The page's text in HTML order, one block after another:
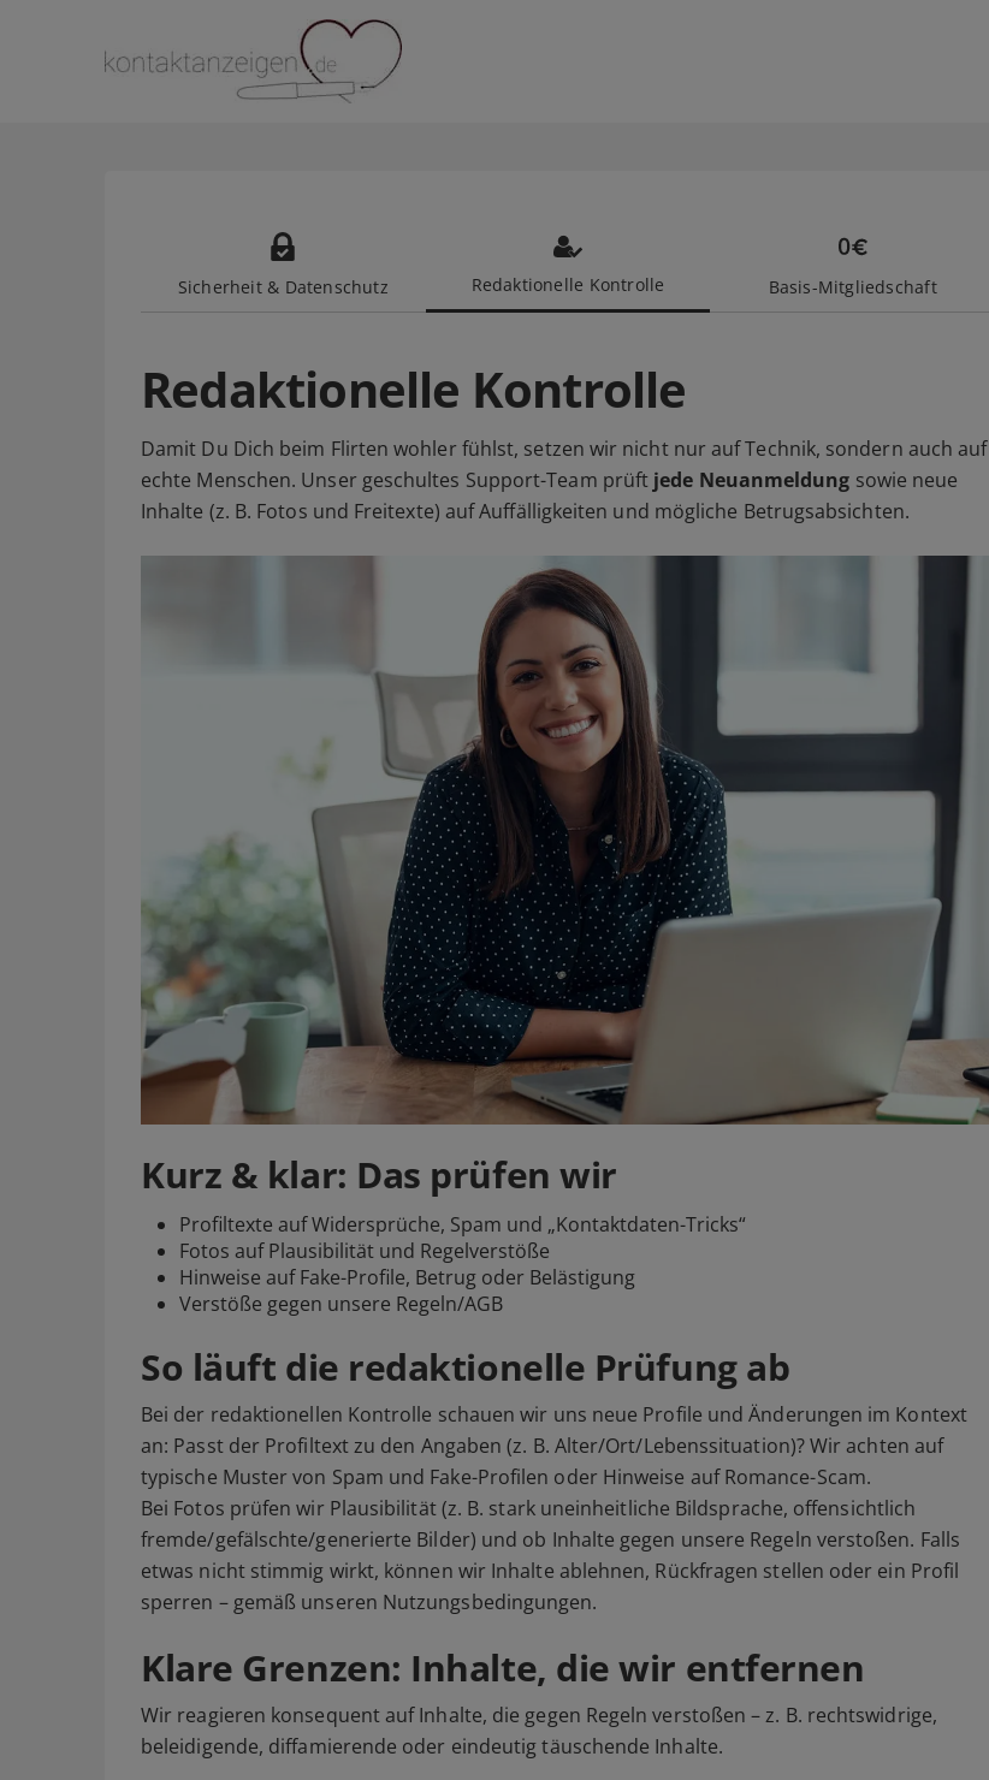
Sicherheit & Datenschutz Redaktionelle Kontrolle Basis-Mitgliedschaft
Redaktionelle Kontrolle
Damit Du Dich beim Flirten wohler fühlst, setzen wir nicht nur auf Technik, sondern auch auf
echte Menschen. Unser geschultes Support-Team prüft jede Neuanmeldung sowie neue
Inhalte (z. B. Fotos und Freitexte) auf Auffälligkeiten und mögliche Betrugsabsichten.
Kurz & klar: Das prüfen wir
Profiltexte auf Widersprüche, Spam und „Kontaktdaten-Tricks“
Fotos auf Plausibilität und Regelverstöße
Hinweise auf Fake-Profile, Betrug oder Belästigung
Verstöße gegen unsere Regeln/AGB
So läuft die redaktionelle Prüfung ab
Bei der redaktionellen Kontrolle schauen wir uns neue Profile und Änderungen im Kontext
an: Passt der Profiltext zu den Angaben (z. B. Alter/Ort/Lebenssituation)? Wir achten auf
typische Muster von Spam und Fake-Profilen oder Hinweise auf Romance-Scam.
Bei Fotos prüfen wir Plausibilität (z. B. stark uneinheitliche Bildsprache, offensichtlich
fremde/gefälschte/generierte Bilder) und ob Inhalte gegen unsere Regeln verstoßen. Falls
etwas nicht stimmig wirkt, können wir Inhalte ablehnen, Rückfragen stellen oder ein Profil
sperren – gemäß unseren Nutzungsbedingungen.
Klare Grenzen: Inhalte, die wir entfernen
Wir reagieren konsequent auf Inhalte, die gegen Regeln verstoßen – z. B. rechtswidrige,
beleidigende, diffamierende oder eindeutig täuschende Inhalte.